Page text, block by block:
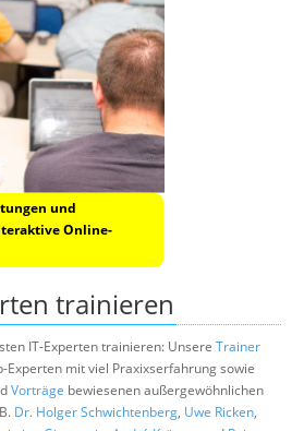
und
Online-
trainieren
IT-Experten trainieren: Unsere Trainer
mit viel Praxixserfahrung sowie
Vorträge bewiesenen außergewöhnlichen
Dr. Holger Schwichtenberg, Uwe Ricken,